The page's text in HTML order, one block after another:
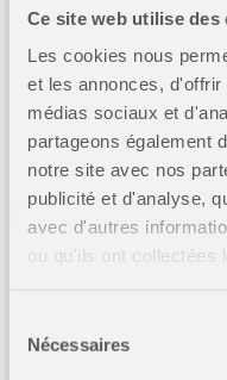
Ce site web utilise des
Les cookies nous
et les annonces,
médias sociaux et
partageons également
notre site avec nos
publicité et d'analyse,
avec d'autres
ou qu'ils ont collectées
Nécessaires
Salle
Cette nouvelle
dotée des plus
et permet aux
physique en
d’entraînement.
de nos équipes
complète.